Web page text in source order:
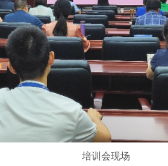
培训会现场